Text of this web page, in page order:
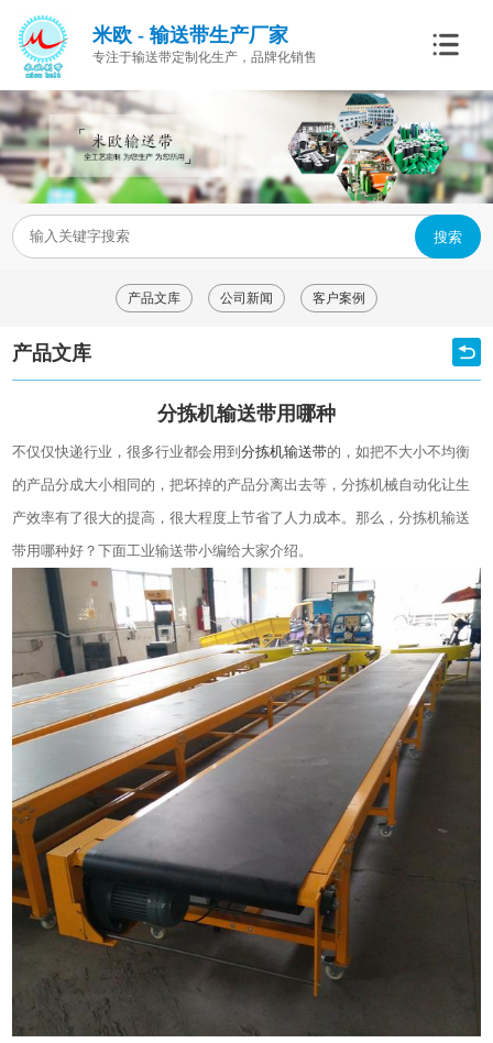
米欧 - 输送带生产厂家
专注于输送带定制化生产，品牌化销售
搜索
产品文库 公司新闻 客户案例
产品文库
分拣机输送带用哪种
不仅仅快递行业，很多行业都会用到分拣机输送带的，如把不大小不均衡
的产品分成大小相同的，把坏掉的产品分离出去等，分拣机械自动化让生
产效率有了很大的提高，很大程度上节省了人力成本。那么，分拣机输送
带用哪种好？下面工业输送带小编给大家介绍。